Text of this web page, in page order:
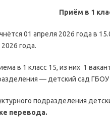
Приём в 1
01 апреля 2026 года в
года.
в 1 класс 15, из них 1
— детский сад
подразделения
перевода.